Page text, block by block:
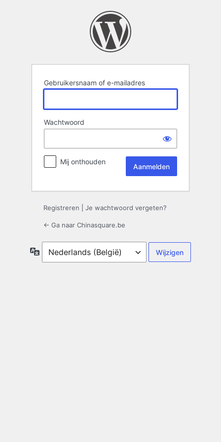
Gebruikersnaam of e-mailadres
Wachtwoord
Mij onthouden
Registreren Je wachtwoord vergeten?
← Ga naar Chinasquare.be
Taal